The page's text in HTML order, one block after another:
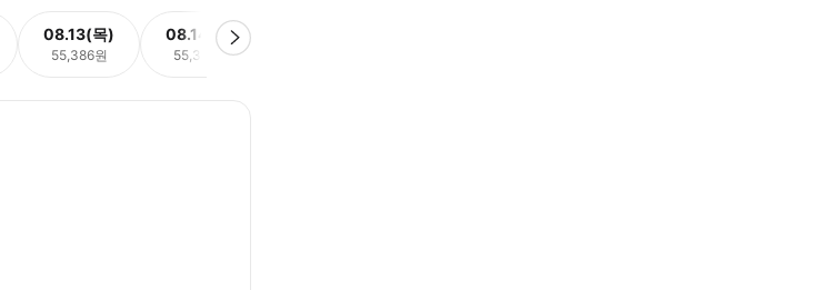
08.13(목)
55,386원
08.14(금)
55,386원